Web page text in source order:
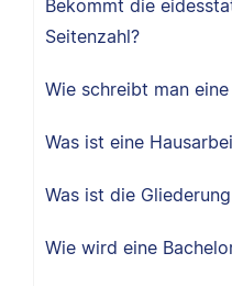
Bekommt die
Seitenzahl?
Wie schreibt man
Was ist eine
Was ist die
Wie wird eine